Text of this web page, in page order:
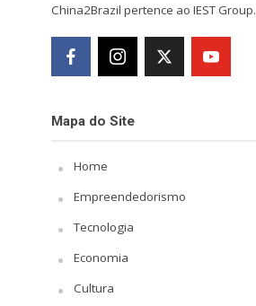
China2Brazil pertence ao IEST Group.
Mapa do Site
Home
Empreendedorismo
Tecnologia
Economia
Cultura